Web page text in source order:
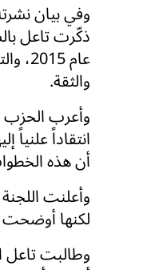
وفي بيان
ذكّرت تاعل
عام
والثقة.
وأعرب
انتقاداً
أن هذه
وأعلنت
لكنها أوضحت
وطالبت تاعل